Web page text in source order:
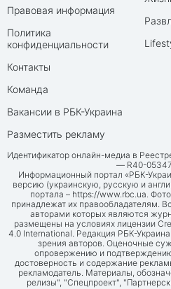
Правовая информация
Политика
конфиденциальности
Контакты
Команда
Вакансии в РБК-Украина
Разместить рекламу
Идентификатор онлайн-медиа в
— R40-05347
Информационный портал «РБК-
версию (украинскую, русскую и
портала – https://www.rbc.ua.
принадлежат их правообладателям.
авторами которых являются
размещены на условиях лицензии
4.0 International. Редакция РБК-
зрения авторов. Оценочные
опровержению и
достоверность и содержание
рекламодатель. Материалы,
релизы", "Спецпроект",